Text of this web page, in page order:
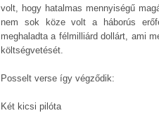
volt, hogy hatalmas mennyiségű
nem sok köze volt a háborús
meghaladta a félmilliárd dollárt, ami
költségvetését.
Posselt verse így végződik:
Két kicsi pilóta